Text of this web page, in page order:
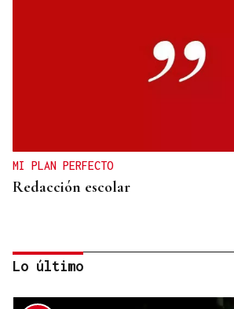
MI PLAN PERFECTO
Redacción escolar
Lo último